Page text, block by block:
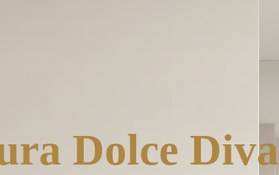
Dolce Diva